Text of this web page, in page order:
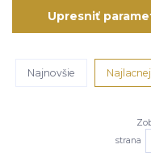
Upresniť
Najnovšie
strana